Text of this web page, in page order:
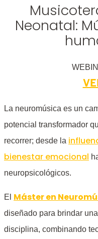
Neonatal:
La neuromúsica es un
potencial transformador
recorrer; desde la
bienestar emocional
neuropsicológicos.
El Máster en
diseñado para brindar
disciplina, combinando